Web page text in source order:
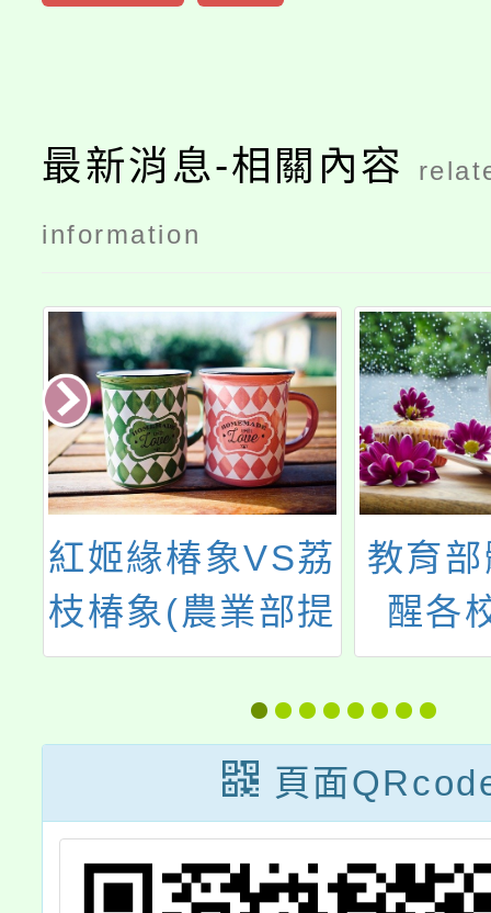
最新消息-相關內容
information
紅姬緣椿象VS荔
枝椿象(農業部提
供)
教育
醒各
(112)
假自6
月25
水安
一時
頁面